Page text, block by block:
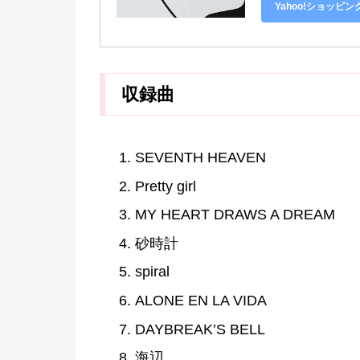
Yahoo!ショッピン
収録曲
SEVENTH HEAVEN
Pretty girl
MY HEART DRAWS A DREAM
砂時計
spiral
ALONE EN LA VIDA
DAYBREAK’S BELL